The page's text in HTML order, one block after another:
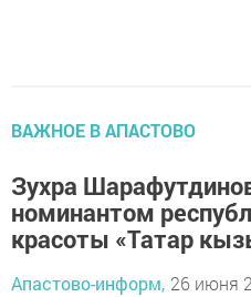
ВАЖНОЕ В АПАСТОВО
Зухра
номинантом
красоты «Татар
Апастово-информ, 26 июня